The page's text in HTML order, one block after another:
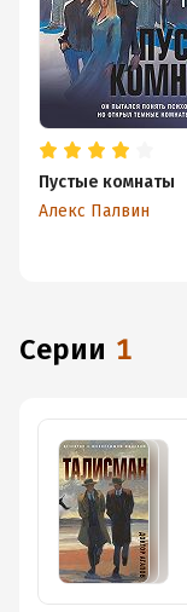
Пустые комнаты
Алекс Палвин
Серии 1